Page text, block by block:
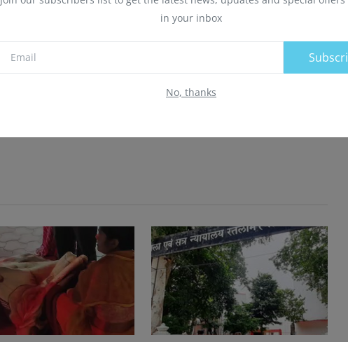
in your inbox
No, thanks